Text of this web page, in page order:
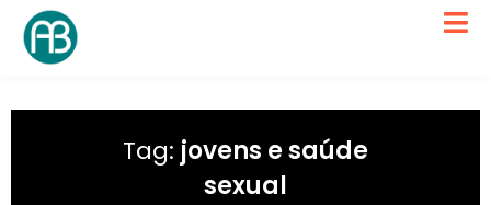
Tag: jovens e saúde
sexual